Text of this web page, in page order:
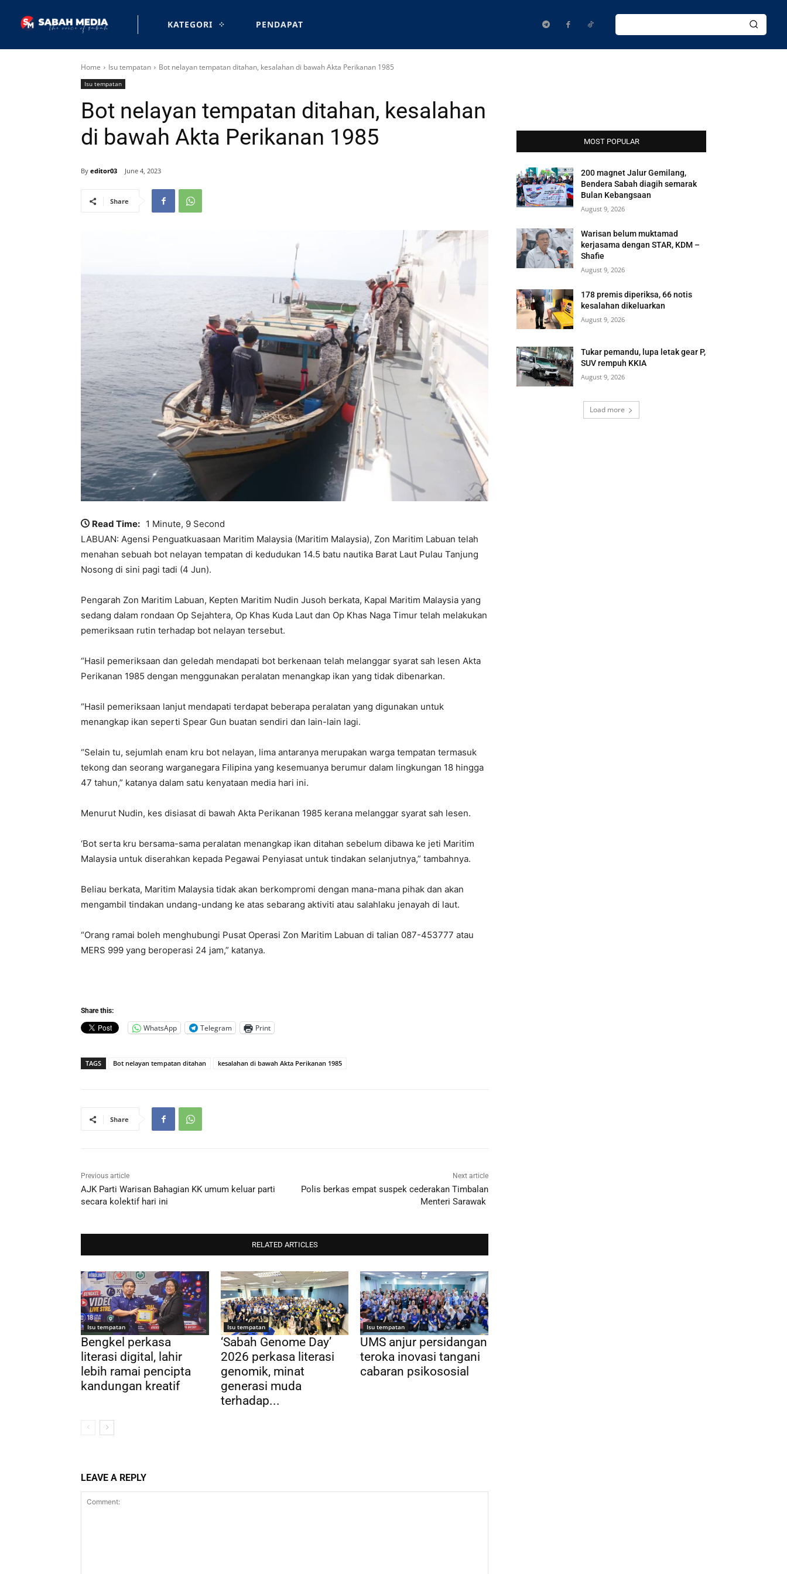
KATEGORI PENDAPAT
Home Isu tempatan Bot nelayan tempatan ditahan, kesalahan di bawah Akta Perikanan 1985
Isu tempatan
Bot nelayan tempatan ditahan, kesalahan
di bawah Akta Perikanan 1985
By editor03 June 4, 2023
Share
Read Time: 1 Minute, 9 Second
LABUAN: Agensi Penguatkuasaan Maritim Malaysia (Maritim Malaysia), Zon Maritim Labuan telah
menahan sebuah bot nelayan tempatan di kedudukan 14.5 batu nautika Barat Laut Pulau Tanjung
Nosong di sini pagi tadi (4 Jun).
Pengarah Zon Maritim Labuan, Kepten Maritim Nudin Jusoh berkata, Kapal Maritim Malaysia yang
sedang dalam rondaan Op Sejahtera, Op Khas Kuda Laut dan Op Khas Naga Timur telah melakukan
pemeriksaan rutin terhadap bot nelayan tersebut.
“Hasil pemeriksaan dan geledah mendapati bot berkenaan telah melanggar syarat sah lesen Akta
Perikanan 1985 dengan menggunakan peralatan menangkap ikan yang tidak dibenarkan.
“Hasil pemeriksaan lanjut mendapati terdapat beberapa peralatan yang digunakan untuk
menangkap ikan seperti Spear Gun buatan sendiri dan lain-lain lagi.
“Selain tu, sejumlah enam kru bot nelayan, lima antaranya merupakan warga tempatan termasuk
tekong dan seorang warganegara Filipina yang kesemuanya berumur dalam lingkungan 18 hingga
47 tahun,” katanya dalam satu kenyataan media hari ini.
Menurut Nudin, kes disiasat di bawah Akta Perikanan 1985 kerana melanggar syarat sah lesen.
‘Bot serta kru bersama-sama peralatan menangkap ikan ditahan sebelum dibawa ke jeti Maritim
Malaysia untuk diserahkan kepada Pegawai Penyiasat untuk tindakan selanjutnya,” tambahnya.
Beliau berkata, Maritim Malaysia tidak akan berkompromi dengan mana-mana pihak dan akan
mengambil tindakan undang-undang ke atas sebarang aktiviti atau salahlaku jenayah di laut.
“Orang ramai boleh menghubungi Pusat Operasi Zon Maritim Labuan di talian 087-453777 atau
MERS 999 yang beroperasi 24 jam,” katanya.
Share this:
WhatsApp Telegram Print
TAGS Bot nelayan tempatan ditahan kesalahan di bawah Akta Perikanan 1985
Share
Previous article
AJK Parti Warisan Bahagian KK umum keluar parti
secara kolektif hari ini
Next article
Polis berkas empat suspek cederakan Timbalan
Menteri Sarawak
RELATED ARTICLES
Isu tempatan
Bengkel perkasa
literasi digital, lahir
lebih ramai pencipta
kandungan kreatif
Isu tempatan
‘Sabah Genome Day’
2026 perkasa literasi
genomik, minat
generasi muda
terhadap...
Isu tempatan
UMS anjur persidangan
teroka inovasi tangani
cabaran psikososial
LEAVE A REPLY
MOST POPULAR
200 magnet Jalur Gemilang,
Bendera Sabah diagih semarak
Bulan Kebangsaan
August 9, 2026
Warisan belum muktamad
kerjasama dengan STAR, KDM –
Shafie
August 9, 2026
178 premis diperiksa, 66 notis
kesalahan dikeluarkan
August 9, 2026
Tukar pemandu, lupa letak gear P,
SUV rempuh KKIA
August 9, 2026
Load more